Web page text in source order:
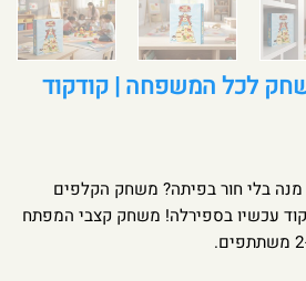
לכל המשפחה | קודקוד
מנה בלי חור בפיתה? משחק הקלפים
עכשיו בספירלה! משחק קצבי המפתח